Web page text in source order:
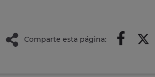
Comparte esta página: